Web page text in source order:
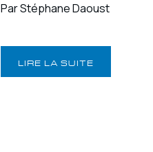
Par Stéphane Daoust
LIRE LA SUITE